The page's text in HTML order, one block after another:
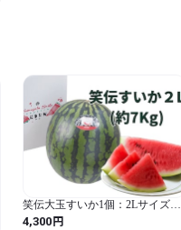
笑伝大玉すいか1個：2Lサイズ約
7~8kg
4,300円